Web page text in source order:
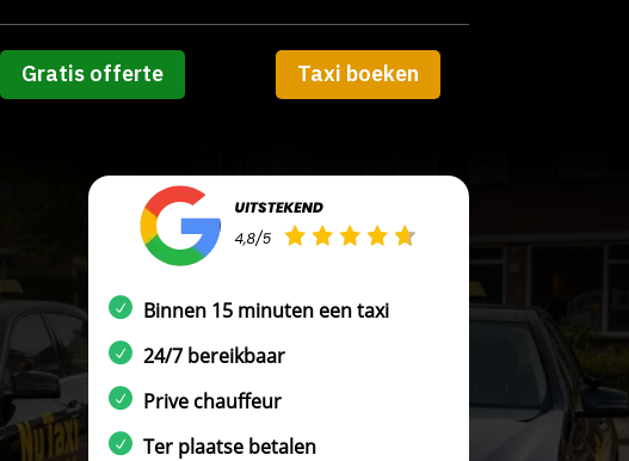
Gratis offerte Taxi boeken
Binnen 15 minuten een taxi
24/7 bereikbaar
Prive chauffeur
Ter plaatse betalen